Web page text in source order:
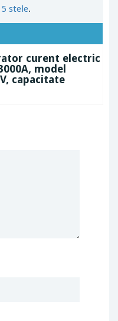
stele.
curent electric
model
capacitate